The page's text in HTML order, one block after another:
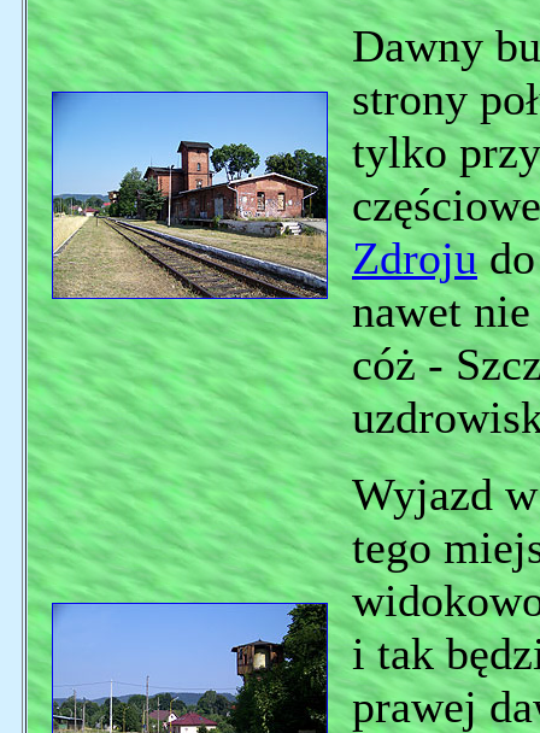
Dawny
strony
tylko
Zdrojudo
nawet
cóż -
Wyjazd
tego
i tak
prawej